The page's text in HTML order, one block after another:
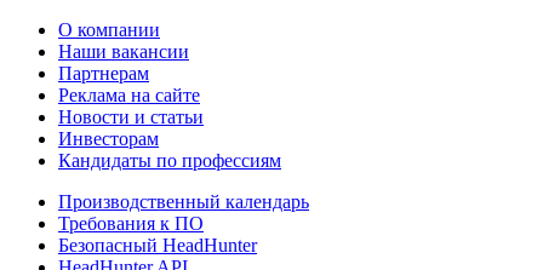
О компании
Наши вакансии
Партнерам
Реклама на сайте
Новости и статьи
Инвесторам
Кандидаты по профессиям
Производственный календарь
Требования к ПО
Безопасный HeadHunter